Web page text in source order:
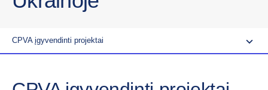
CPVA įgyvendinti projektai